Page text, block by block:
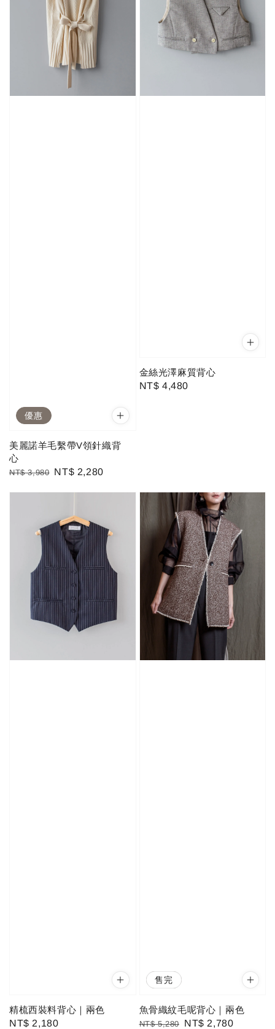
優惠
美麗諾羊毛繫帶V領針織背
心
Regular
NT$ 3,980 Sale
NT$ 2,280
金絲光澤麻質背心
Regular
NT$ 4,480
精梳西裝料背心｜兩色
Regular
NT$ 2,180
優惠
售完
魚骨織紋毛呢背心｜兩色
Regular
NT$ 5,280
Sale
NT$ 2,780